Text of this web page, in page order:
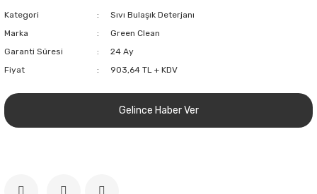
Kategori
Sıvı Bulaşık Deterjanı
Marka
Green Clean
Garanti Süresi
24 Ay
Fiyat
903,64 TL + KDV
Gelince Haber Ver